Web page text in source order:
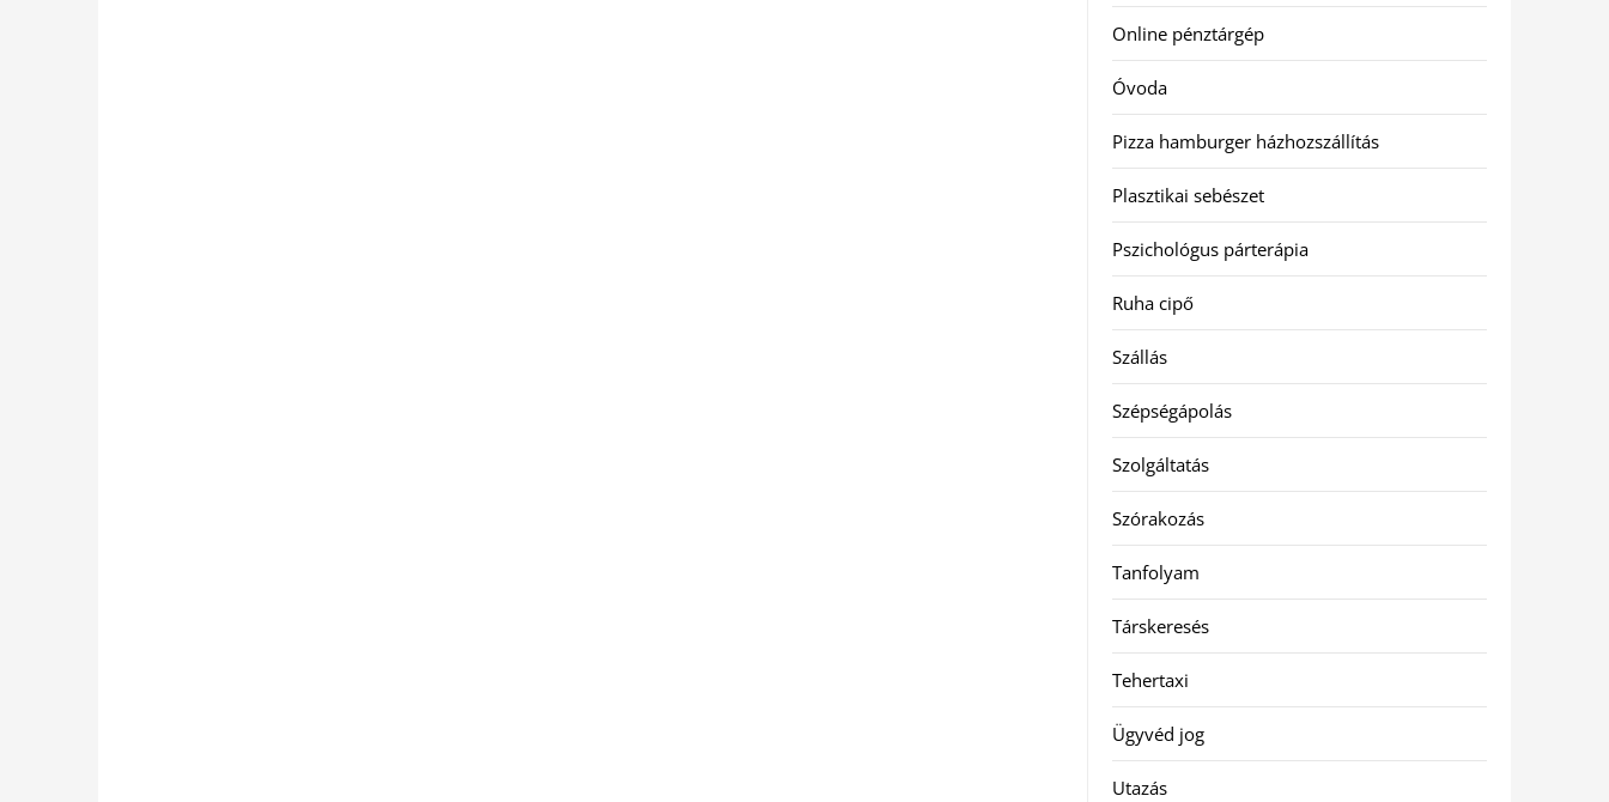
Online pénztárgép
Óvoda
Pizza hamburger házhozszállítás
Plasztikai sebészet
Pszichológus párterápia
Ruha cipő
Szállás
Szépségápolás
Szolgáltatás
Szórakozás
Tanfolyam
Társkeresés
Tehertaxi
Ügyvéd jog
Utazás